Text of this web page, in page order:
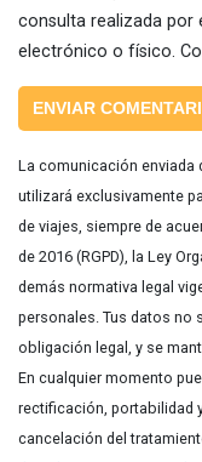
consulta realizada por
electrónico o físico.
ENVIAR
La comunicación enviada
utilizará exclusivamente
de viajes, siempre de
de 2016 (RGPD), la Ley
demás normativa legal
personales. Tus datos no
obligación legal, y se
En cualquier momento
rectificación, portabilidad
cancelación del